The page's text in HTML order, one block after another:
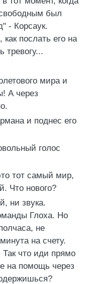
был
- Корсаук.
послать его на
тревогу...
мира и
А через
и поднес его
голос
тот самый мир,
Что нового?
ни звука.
Глоха. Но
не
на счету.
что иди прямо
на помощь через